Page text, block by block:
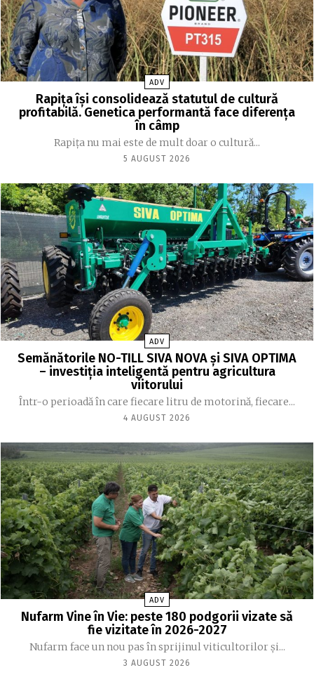
ADV
Rapița își consolidează statutul de cultură
profitabilă. Genetica performantă face diferența
în câmp
Rapița nu mai este de mult doar o cultură...
5 AUGUST 2026
ADV
Semănătorile NO-TILL SIVA NOVA și SIVA OPTIMA
– investiția inteligentă pentru agricultura
viitorului
Într-o perioadă în care fiecare litru de motorină, fiecare...
4 AUGUST 2026
ADV
Nufarm Vine în Vie: peste 180 podgorii vizate să
fie vizitate în 2026-2027
Nufarm face un nou pas în sprijinul viticultorilor și...
3 AUGUST 2026